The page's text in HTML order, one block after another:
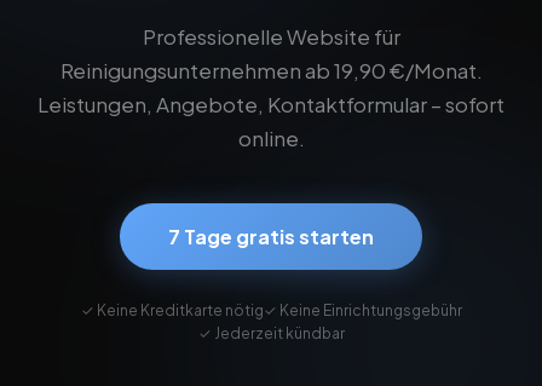
Professionelle Website für
Reinigungsunternehmen ab 19,90 €/Monat.
Leistungen, Angebote, Kontaktformular – sofort
online.
7 Tage gratis starten
✓ Keine Kreditkarte nötig✓ Keine Einrichtungsgebühr
✓ Jederzeit kündbar